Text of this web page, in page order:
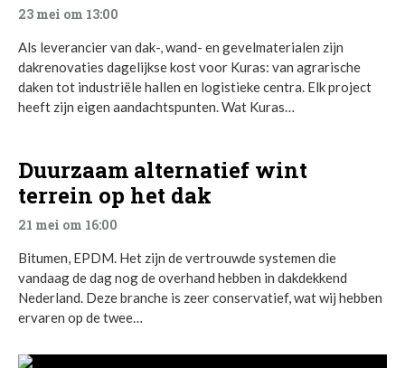
23 mei om 13:00
Als leverancier van dak-, wand- en gevelmaterialen zijn
dakrenovaties dagelijkse kost voor Kuras: van agrarische
daken tot industriële hallen en logistieke centra. Elk project
heeft zijn eigen aandachtspunten. Wat Kuras…
Duurzaam alternatief wint
terrein op het dak
21 mei om 16:00
Bitumen, EPDM. Het zijn de vertrouwde systemen die
vandaag de dag nog de overhand hebben in dakdekkend
Nederland. Deze branche is zeer conservatief, wat wij hebben
ervaren op de twee…